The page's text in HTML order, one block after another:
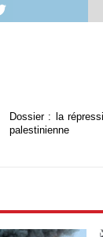
Dossier : la
palestinienne